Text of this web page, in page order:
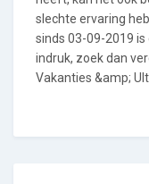
slechte ervaring
sinds 03-09-2019
indruk, zoek dan
Vakanties &amp;